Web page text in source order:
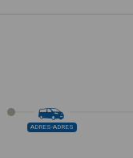
ADRES-ADRES